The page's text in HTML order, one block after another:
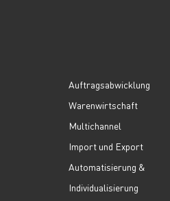
Auftragsabwicklung
Warenwirtschaft
Multichannel
Import und Export
Automatisierung &
Individualisierung